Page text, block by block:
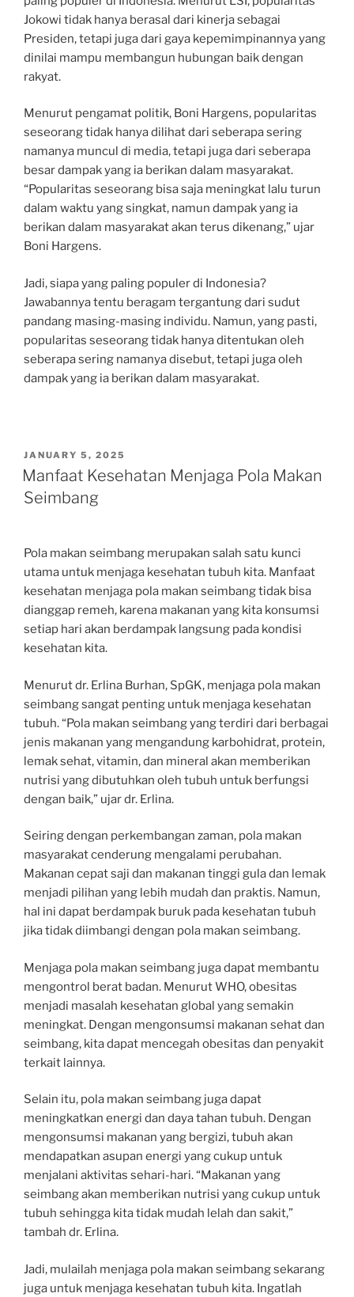
Jokowi tidak hanya berasal dari kinerja sebagai
Presiden, tetapi juga dari gaya kepemimpinannya yang
dinilai mampu membangun hubungan baik dengan
rakyat.
Menurut pengamat politik, Boni Hargens, popularitas
seseorang tidak hanya dilihat dari seberapa sering
namanya muncul di media, tetapi juga dari seberapa
besar dampak yang ia berikan dalam masyarakat.
“Popularitas seseorang bisa saja meningkat lalu turun
dalam waktu yang singkat, namun dampak yang ia
berikan dalam masyarakat akan terus dikenang,” ujar
Boni Hargens.
Jadi, siapa yang paling populer di Indonesia?
Jawabannya tentu beragam tergantung dari sudut
pandang masing-masing individu. Namun, yang pasti,
popularitas seseorang tidak hanya ditentukan oleh
seberapa sering namanya disebut, tetapi juga oleh
dampak yang ia berikan dalam masyarakat.
POSTED
ON
JANUARY 5, 2025
Manfaat Kesehatan Menjaga Pola Makan
Seimbang
Pola makan seimbang merupakan salah satu kunci
utama untuk menjaga kesehatan tubuh kita. Manfaat
kesehatan menjaga pola makan seimbang tidak bisa
dianggap remeh, karena makanan yang kita konsumsi
setiap hari akan berdampak langsung pada kondisi
kesehatan kita.
Menurut dr. Erlina Burhan, SpGK, menjaga pola makan
seimbang sangat penting untuk menjaga kesehatan
tubuh. “Pola makan seimbang yang terdiri dari berbagai
jenis makanan yang mengandung karbohidrat, protein,
lemak sehat, vitamin, dan mineral akan memberikan
nutrisi yang dibutuhkan oleh tubuh untuk berfungsi
dengan baik,” ujar dr. Erlina.
Seiring dengan perkembangan zaman, pola makan
masyarakat cenderung mengalami perubahan.
Makanan cepat saji dan makanan tinggi gula dan lemak
menjadi pilihan yang lebih mudah dan praktis. Namun,
hal ini dapat berdampak buruk pada kesehatan tubuh
jika tidak diimbangi dengan pola makan seimbang.
Menjaga pola makan seimbang juga dapat membantu
mengontrol berat badan. Menurut WHO, obesitas
menjadi masalah kesehatan global yang semakin
meningkat. Dengan mengonsumsi makanan sehat dan
seimbang, kita dapat mencegah obesitas dan penyakit
terkait lainnya.
Selain itu, pola makan seimbang juga dapat
meningkatkan energi dan daya tahan tubuh. Dengan
mengonsumsi makanan yang bergizi, tubuh akan
mendapatkan asupan energi yang cukup untuk
menjalani aktivitas sehari-hari. “Makanan yang
seimbang akan memberikan nutrisi yang cukup untuk
tubuh sehingga kita tidak mudah lelah dan sakit,”
tambah dr. Erlina.
Jadi, mulailah menjaga pola makan seimbang sekarang
juga untuk menjaga kesehatan tubuh kita. Ingatlah